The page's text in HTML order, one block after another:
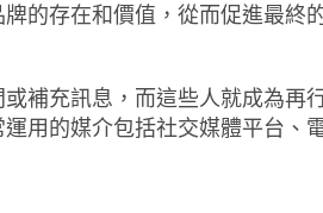
的存在和價值，從而促進最終
補充訊息，而這些人就成為再
用的媒介包括社交媒體平台、